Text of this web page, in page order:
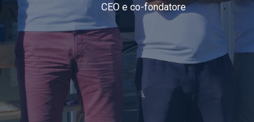
CEO e co-fondatore